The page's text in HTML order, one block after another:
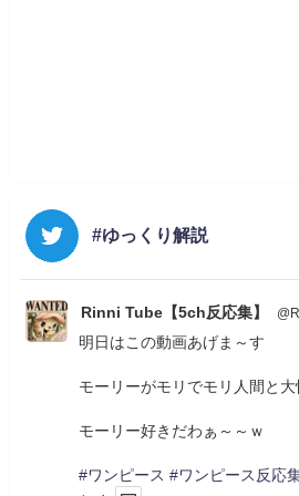
#ゆっくり解説
Rinni Tube【5ch反応集】
明日はこの動画あげま～す
モーリーがモリでモリ人間と大
モーリー好きだわぁ～～ｗ
#ワンピース #ワンピース反応